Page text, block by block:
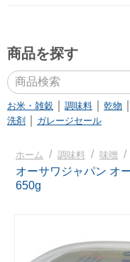
商品を探す
お米・雑穀 調味料 乾物
洗剤
ガレージセール
ホーム / 調味料 / 味噌 /
オーサワジャパン オ
650g